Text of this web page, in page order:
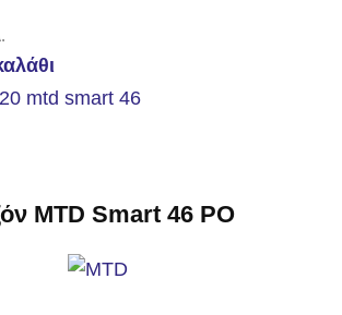
MTD Smart 46 PO